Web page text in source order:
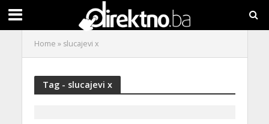
Home » slucajevi x
Tag - slucajevi x